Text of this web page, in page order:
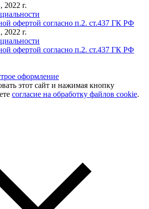
2022 г.
офертой согласно п.2. ст.437 ГК РФ
2022 г.
офертой согласно п.2. ст.437 ГК РФ
оформление
этот сайт и нажимая кнопку
согласие на обработку файлов cookie.